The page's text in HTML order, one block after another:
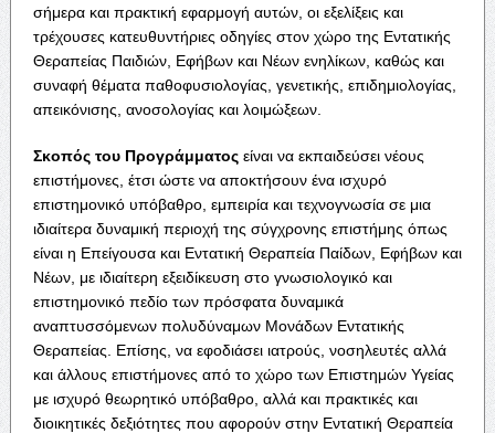
σήμερα και πρακτική εφαρμογή αυτών, οι εξελίξεις και
τρέχουσες κατευθυντήριες οδηγίες στον χώρο της Εντατικής
Θεραπείας Παιδιών, Εφήβων και Νέων ενηλίκων, καθώς και
συναφή θέματα παθοφυσιολογίας, γενετικής, επιδημιολογίας,
απεικόνισης, ανοσολογίας και λοιμώξεων.
Σκοπός του Προγράμματος είναι να εκπαιδεύσει νέους
επιστήμονες, έτσι ώστε να αποκτήσουν ένα ισχυρό
επιστημονικό υπόβαθρο, εμπειρία και τεχνογνωσία σε μια
ιδιαίτερα δυναμική περιοχή της σύγχρονης επιστήμης όπως
είναι η Επείγουσα και Εντατική Θεραπεία Παίδων, Εφήβων και
Νέων, με ιδιαίτερη εξειδίκευση στο γνωσιολογικό και
επιστημονικό πεδίο των πρόσφατα δυναμικά
αναπτυσσόμενων πολυδύναμων Μονάδων Εντατικής
Θεραπείας. Επίσης, να εφοδιάσει ιατρούς, νοσηλευτές αλλά
και άλλους επιστήμονες από το χώρο των Επιστημών Υγείας
με ισχυρό θεωρητικό υπόβαθρο, αλλά και πρακτικές και
διοικητικές δεξιότητες που αφορούν στην Εντατική Θεραπεία